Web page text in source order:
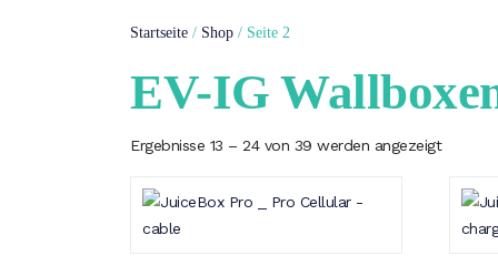
Startseite / Shop / Seite 2
EV-IG
Ergebnisse 13 – 24 von 39 werden angezeigt